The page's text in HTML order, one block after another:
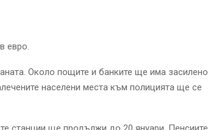
евро.
Около пощите и банките ще има засилено
населени места към полицията ще се